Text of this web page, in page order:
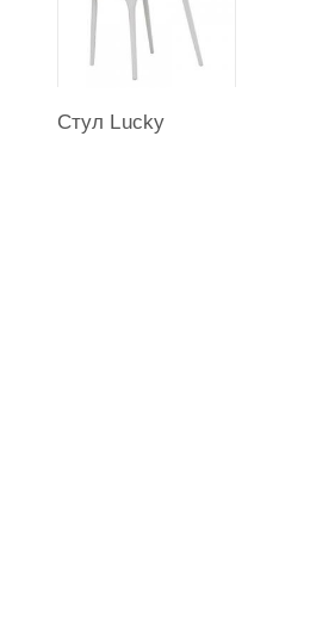
Стул Lucky